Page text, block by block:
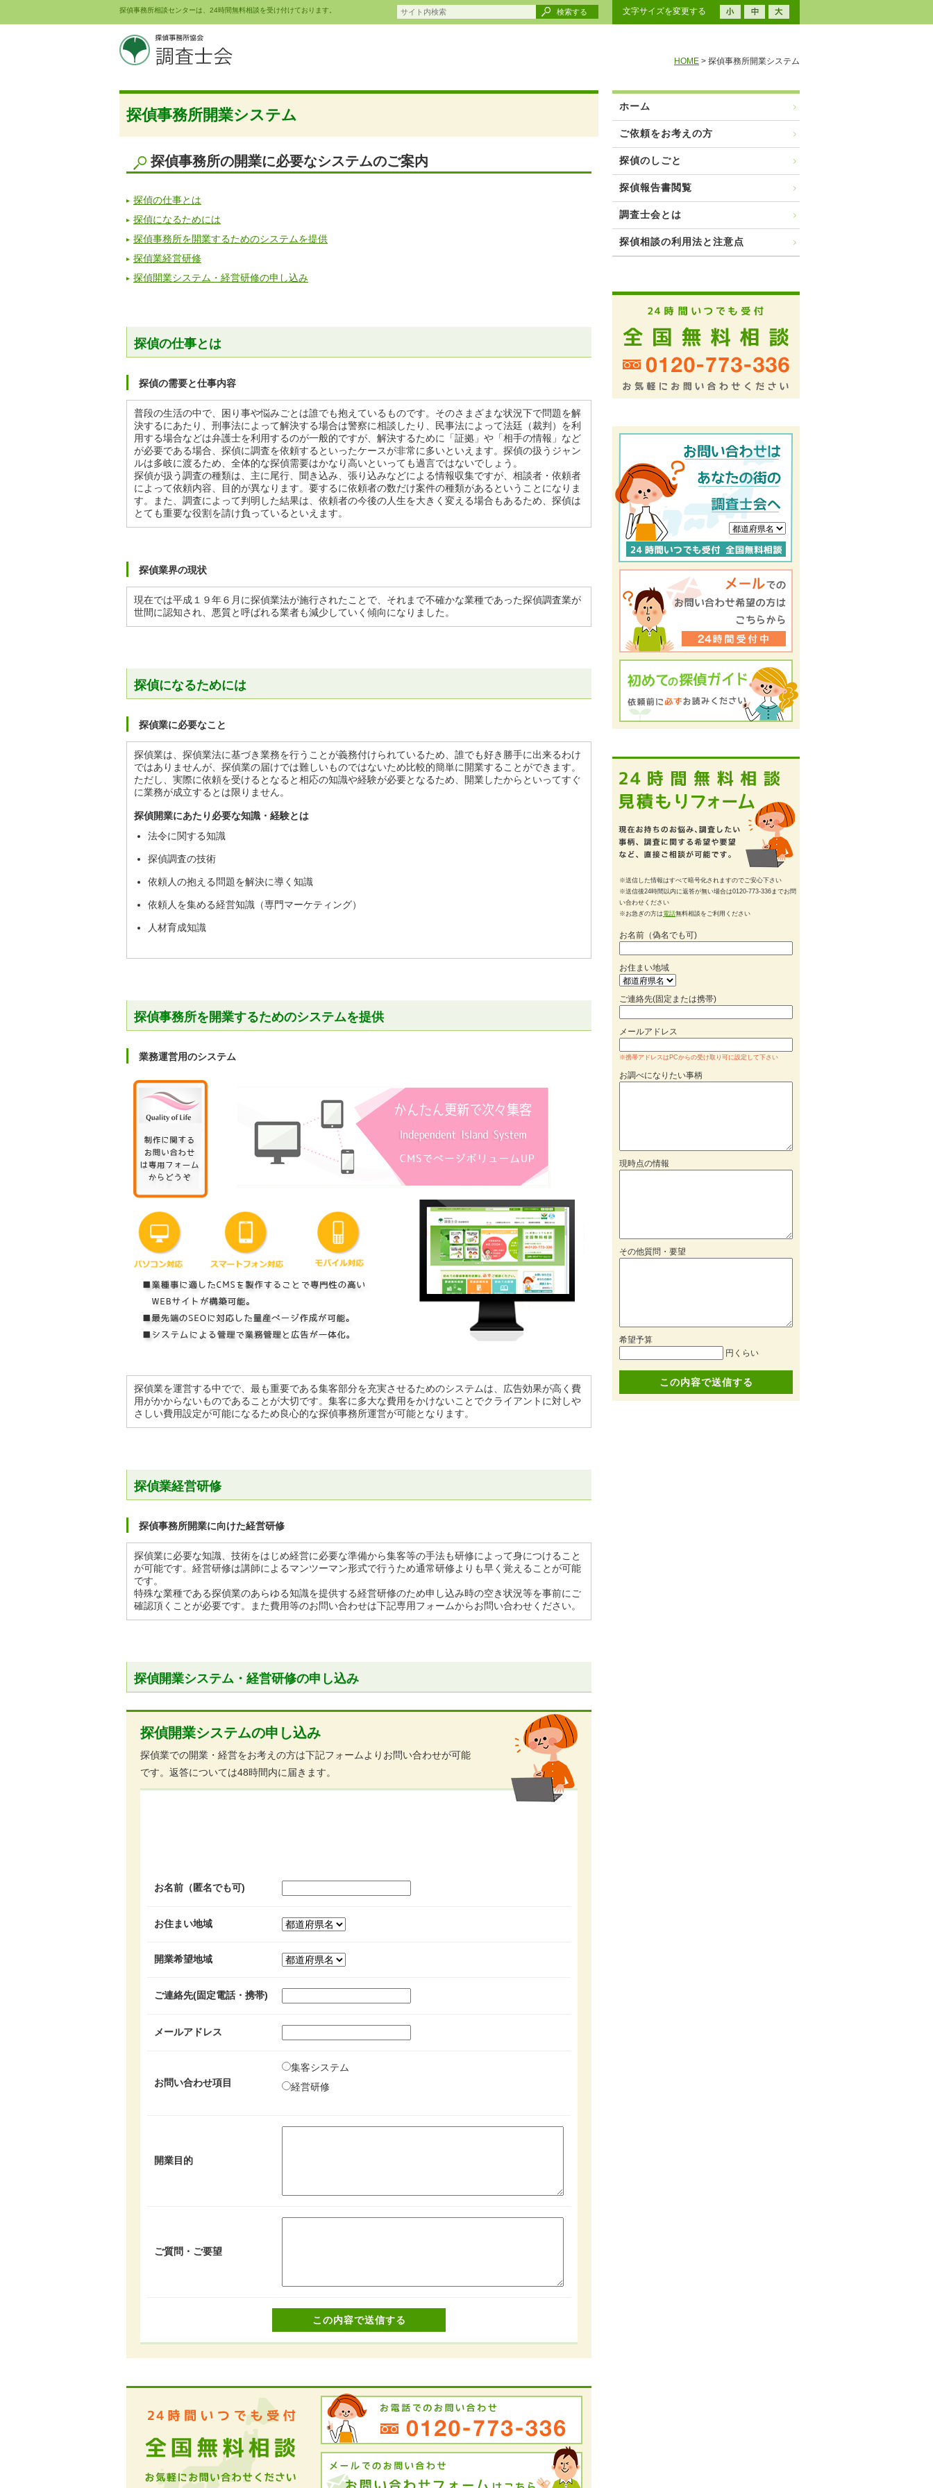
探偵事務所開業システム
探偵事務所の開業に必要なシステムのご案内
探偵の仕事とは
探偵になるためには
探偵事務所を開業するためのシステムを提供
探偵業経営研修
探偵開業システム・経営研修の申し込み
探偵の仕事とは
探偵の需要と仕事内容
普段の生活の中で、困り事や悩みごとは誰でも抱えているものです。そのさまざまな状況下で問題を解
決するにあたり、刑事法によって解決する場合は警察に相談したり、民事法によって法廷（裁判）を利
用する場合などは弁護士を利用するのが一般的ですが、解決するために「証拠」や「相手の情報」など
が必要である場合、探偵に調査を依頼するといったケースが非常に多いといえます。探偵の扱うジャン
ルは多岐に渡るため、全体的な探偵需要はかなり高いといっても過言ではないでしょう。
探偵が扱う調査の種類は、主に尾行、聞き込み、張り込みなどによる情報収集ですが、相談者・依頼者
によって依頼内容、目的が異なります。要するに依頼者の数だけ案件の種類があるということになりま
す。また、調査によって判明した結果は、依頼者の今後の人生を大きく変える場合もあるため、探偵は
とても重要な役割を請け負っているといえます。
探偵業界の現状
現在では平成１９年６月に探偵業法が施行されたことで、それまで不確かな業種であった探偵調査業が
世間に認知され、悪質と呼ばれる業者も減少していく傾向になりました。
探偵になるためには
探偵業に必要なこと
探偵業は、探偵業法に基づき業務を行うことが義務付けられているため、誰でも好き勝手に出来るわけ
ではありませんが、探偵業の届けでは難しいものではないため比較的簡単に開業することができます。
ただし、実際に依頼を受けるとなると相応の知識や経験が必要となるため、開業したからといってすぐ
に業務が成立するとは限りません。
探偵開業にあたり必要な知識・経験とは
法令に関する知識
探偵調査の技術
依頼人の抱える問題を解決に導く知識
依頼人を集める経営知識（専門マーケティング）
人材育成知識
探偵事務所を開業するためのシステムを提供
業務運営用のシステム
探偵業を運営する中でで、最も重要である集客部分を充実させるためのシステムは、広告効果が高く費
用がかからないものであることが大切です。集客に多大な費用をかけないことでクライアントに対しや
さしい費用設定が可能になるため良心的な探偵事務所運営が可能となります。
探偵業経営研修
探偵事務所開業に向けた経営研修
探偵業に必要な知識、技術をはじめ経営に必要な準備から集客等の手法も研修によって身につけること
が可能です。経営研修は講師によるマンツーマン形式で行うため通常研修よりも早く覚えることが可能
です。
特殊な業種である探偵業のあらゆる知識を提供する経営研修のため申し込み時の空き状況等を事前にご
確認頂くことが必要です。また費用等のお問い合わせは下記専用フォームからお問い合わせください。
探偵開業システム・経営研修の申し込み
探偵開業システムの申し込み
探偵業での開業・経営をお考えの方は下記フォームよりお問い合わせが可能
です。返答については48時間内に届きます。
お名前（匿名でも可)
お住まい地域
開業希望地域
ご連絡先(固定電話・携帯)
メールアドレス
お問い合わせ項目
集客システム
経営研修
開業目的
ご質問・ご要望
ホーム
ご依頼をお考えの方
探偵のしごと
探偵報告書閲覧
調査士会とは
探偵相談の利用法と注意点
※送信した情報はすべて暗号化されますのでご安心下さい
※送信後24時間以内に返答が無い場合は0120-773-336までお問
い合わせください
※お急ぎの方は 電話無料相談をご利用ください
お名前（偽名でも可)
お住まい地域
ご連絡先(固定または携帯)
メールアドレス
※携帯アドレスはPCからの受け取り可に設定して下さい
お調べになりたい事柄
現時点の情報
その他質問・要望
希望予算
円くらい
HOME > 探偵事務所開業システム
探偵事務所相談センターは、24時間無料相談を受け付けております。 検索する 文字サイズを変更する